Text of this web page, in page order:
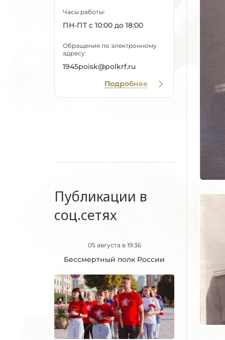
Часы работы:
ПН-ПТ с 10:00 до 18:00
Обращения по электронному
адресу:
1945poisk@polkrf.ru
Подробнее
Публикации в
соц.сетях
05 августа в 19:36
Бессмертный полк России